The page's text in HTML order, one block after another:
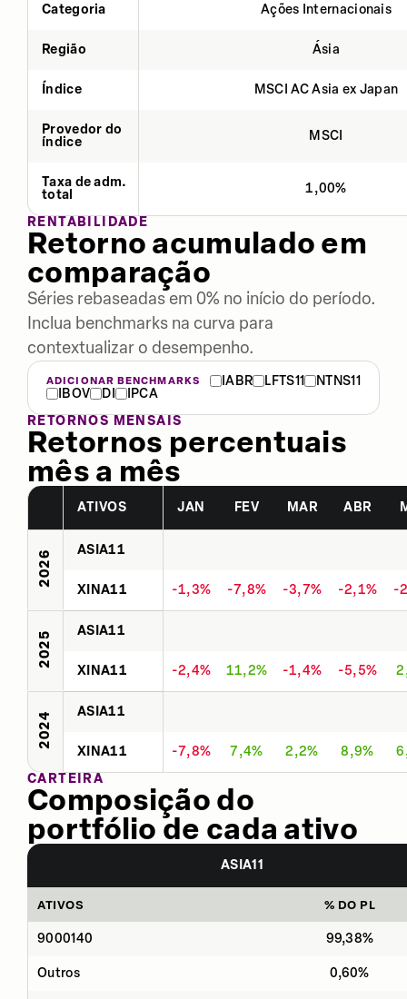
Categoria Ações Internacionais
Região Ásia
Índice MSCI AC Asia ex Japan
Provedor do
índice
MSCI
Taxa de adm.
total
1,00%
RENTABILIDADE
Retorno acumulado em
comparação
Séries rebaseadas em 0% no início do período.
Inclua benchmarks na curva para
contextualizar o desempenho.
ADICIONAR BENCHMARKS IABR LFTS11
NTNS11
IBOV
DI
IPCA
RETORNOS MENSAIS
Retornos percentuais
mês a mês
ATIVOS JAN FEV MAR ABR
2026 ASIA11
XINA11 -1,3% -7,8% -3,7% -2,1% -
2025 ASIA11
XINA11 -2,4% 11,2% -1,4% -5,5%
2024 ASIA11
XINA11 -7,8% 7,4% 2,2% 8,9%
CARTEIRA
Composição do
portfólio de cada ativo
ASIA11
ATIVOS % DO PL
9000140 99,38%
Outros 0,60%